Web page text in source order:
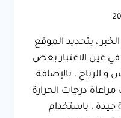
، بتحديد الموقع
في عين الاعتبار بعض
الرياح ، بالإضافة
درجات الحرارة
جيدة ، باستخدام